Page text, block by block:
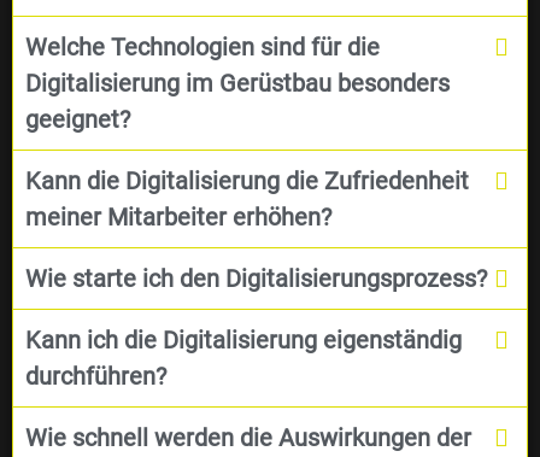
Welche Technologien sind für die
Digitalisierung im Gerüstbau besonders
geeignet?
Kann die Digitalisierung die Zufriedenheit
meiner Mitarbeiter erhöhen?
Wie starte ich den Digitalisierungsprozess?
Kann ich die Digitalisierung eigenständig
durchführen?
Wie schnell werden die Auswirkungen der